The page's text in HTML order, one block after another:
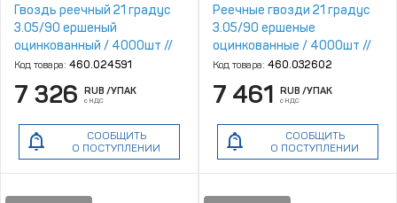
Гвоздь реечный 21 градус
3.05/90 ершеный
оцинкованный / 4000шт //
FixPistols
Код товара: 460.024591
7 326 RUB /УПАК
с НДС
СООБЩИТЬ
О ПОСТУПЛЕНИИ
Реечные гвозди 21 градус
3.05/90 ершеные
оцинкованные / 4000шт //
Trusty
Код товара: 460.032602
7 461 RUB /УПАК
с НДС
СООБЩИТЬ
О ПОСТУПЛЕНИИ